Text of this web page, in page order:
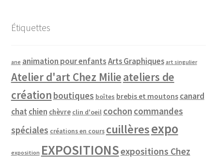
Étiquettes
ane animation pour enfantsArts Graphiques art singulier
Atelier d'art Chez Milieateliers de
création boutiques boîtes brebis et moutons canard
chat chien chèvre clin d'oeil cochon commandes
spéciales créations en cours cuillèresexpo
exposition EXPOSITIONSexpositions Chez